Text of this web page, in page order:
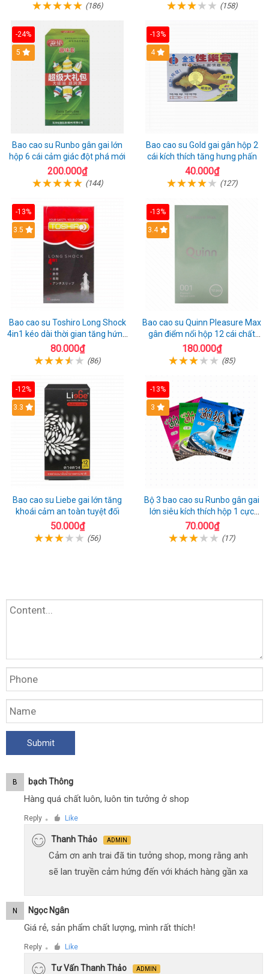
(186) (158)
-24%
Hot
5
Bao cao su Runbo gân gai lớn
hộp 6 cái cảm giác đột phá mới
200.000₫
(144)
-13%
Hot
4
Bao cao su Gold gai gân hộp 2
cái kích thích tăng hưng phấn
40.000₫
(127)
-13%
3.5
Bao cao su Toshiro Long Shock
4in1 kéo dài thời gian tăng hứng
thú hộp 10
80.000₫
(86)
-13%
3.4
Bao cao su Quinn Pleasure Max
gân điểm nổi hộp 12 cái chất
lượng
180.000₫
(85)
-12%
3.3
Bao cao su Liebe gai lớn tăng
khoái cảm an toàn tuyệt đối
50.000₫
(56)
-13%
3
Bộ 3 bao cao su Runbo gân gai
lớn siêu kích thích hộp 1 cực
chất
70.000₫
(17)
B Bạch Thông
Hàng quá chất luôn, luôn tin tưởng ở shop
Reply ● Like
Thanh Thảo ADMIN
Cảm ơn anh trai đã tin tưởng shop, mong rằng anh
sẽ lan truyền cảm hứng đến với khách hàng gần xa
N Ngọc Ngân
Giá rẻ, sản phẩm chất lượng, mình rất thích!
Reply ● Like
Tư Vấn Thanh Thảo ADMIN